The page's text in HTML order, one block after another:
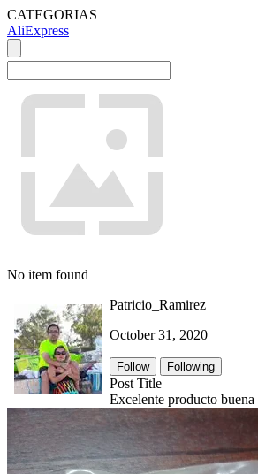
CATEGORIAS
AliExpress
No item found
Patricio_Ramirez
October 31, 2020
Follow Following
Post Title
Excelente producto